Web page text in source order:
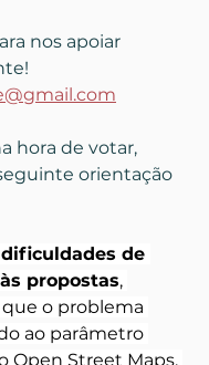
nos apoiar
hora de votar,
orientação
dificuldades de
propostas,
o problema
ao parâmetro
Open Street Maps,